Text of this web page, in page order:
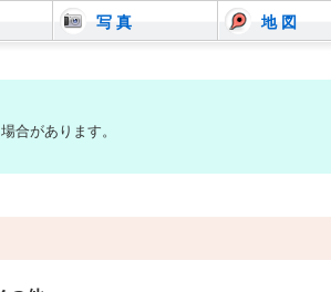
写 真 地 図
合があります。